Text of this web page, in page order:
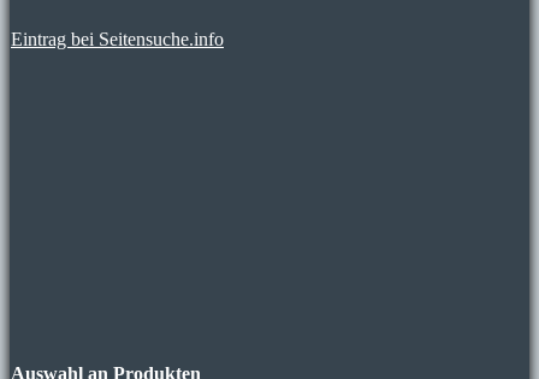
Eintrag bei Seitensuche.info
Auswahl an Produkten